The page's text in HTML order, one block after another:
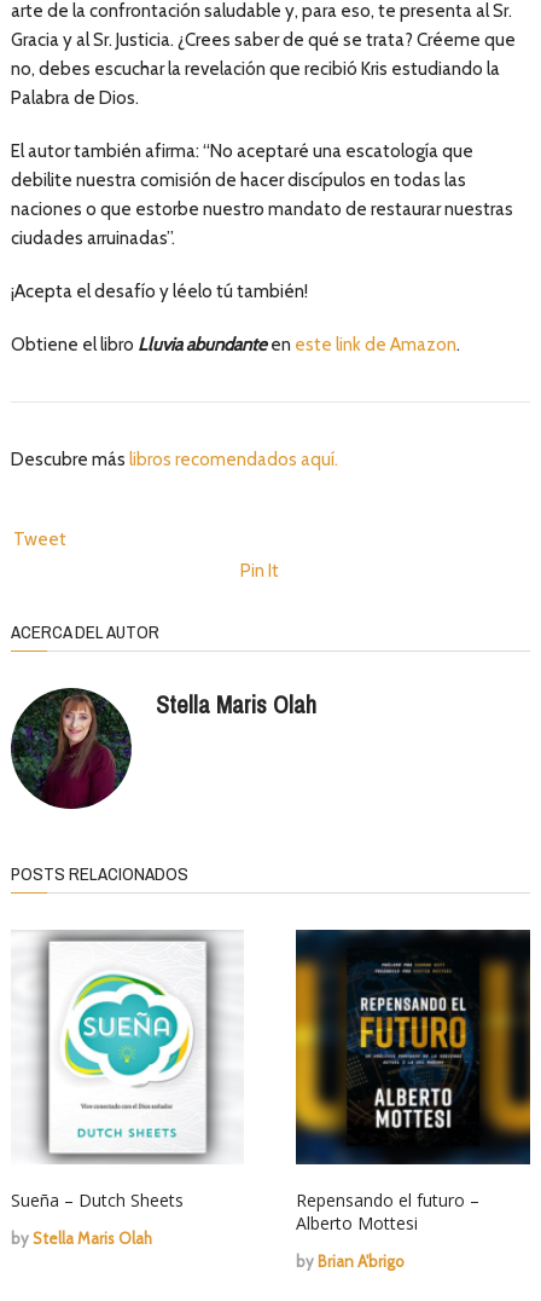
arte de la confrontación saludable y, para eso, te presenta al Sr.
Gracia y al Sr. Justicia. ¿Crees saber de qué se trata? Créeme que
no, debes escuchar la revelación que recibió Kris estudiando la
Palabra de Dios.
El autor también afirma: “No aceptaré una escatología que
debilite nuestra comisión de hacer discípulos en todas las
naciones o que estorbe nuestro mandato de restaurar nuestras
ciudades arruinadas”.
¡Acepta el desafío y léelo tú también!
Obtiene el libro Lluvia abundanteen este link de Amazon.
Descubre más libros recomendados aquí.
Tweet
Pin It
ACERCA DEL AUTOR
Stella Maris Olah
POSTS RELACIONADOS
Sueña – Dutch Sheets
byStella Maris Olah
Repensando el futuro –
Alberto Mottesi
byBrian A'brigo